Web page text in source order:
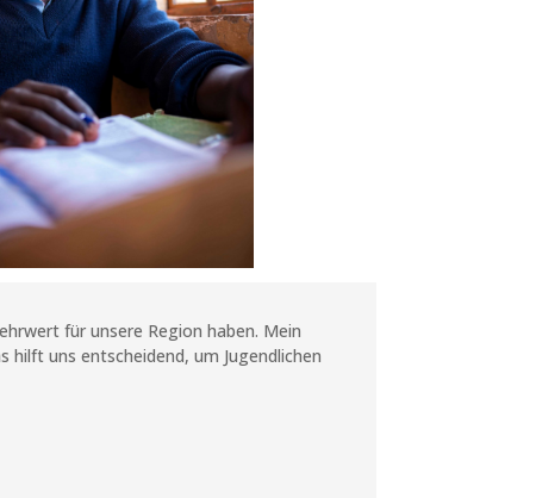
für unsere Region haben. Mein
uns entscheidend, um Jugendlichen